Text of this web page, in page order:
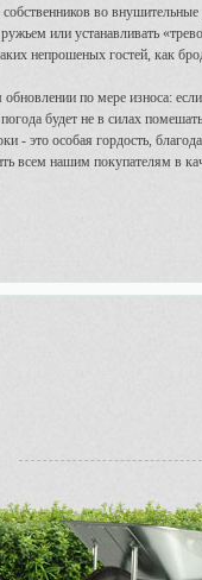
во
или устанавливать
непрошеных гостей, как
по мере износа:
будет не в силах
это особая гордость,
всем нашим покупателям в